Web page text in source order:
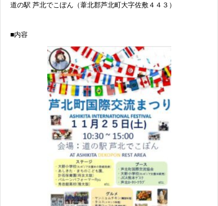
道の駅 芦北でこぽん（葦北郡芦北町大字佐敷４４３）
■内容